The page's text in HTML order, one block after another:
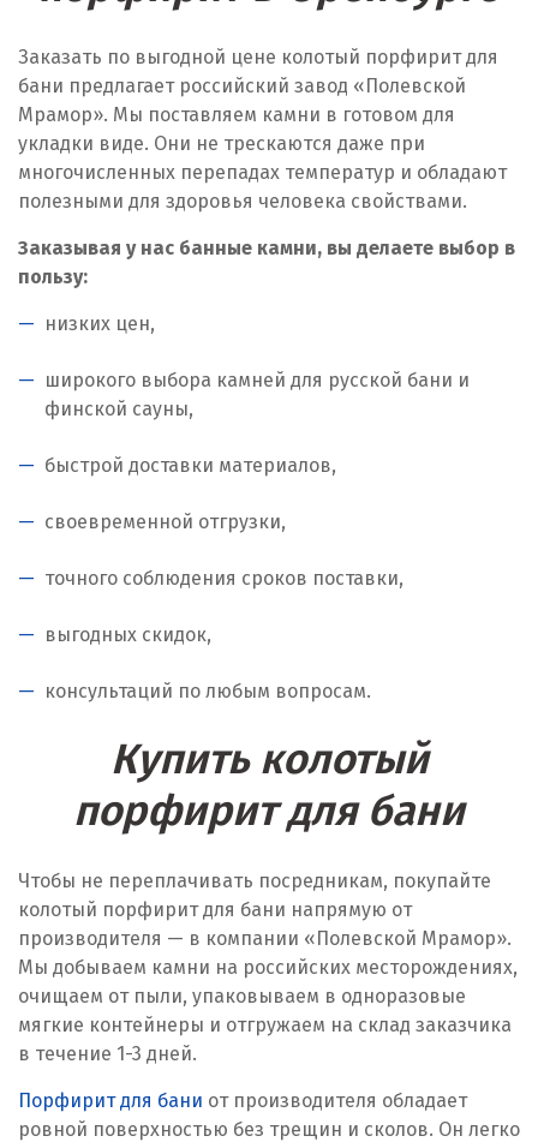
Заказать по выгодной цене колотый порфирит для
бани предлагает российский завод «Полевской
Мрамор». Мы поставляем камни в готовом для
укладки виде. Они не трескаются даже при
многочисленных перепадах температур и обладают
полезными для здоровья человека свойствами.
Заказывая у нас банные камни, вы делаете выбор в
пользу:
низких цен,
широкого выбора камней для русской бани и
финской сауны,
быстрой доставки материалов,
своевременной отгрузки,
точного соблюдения сроков поставки,
выгодных скидок,
консультаций по любым вопросам.
Купить колотый
порфирит для бани
Чтобы не переплачивать посредникам, покупайте
колотый порфирит для бани напрямую от
производителя — в компании «Полевской Мрамор».
Мы добываем камни на российских месторождениях,
очищаем от пыли, упаковываем в одноразовые
мягкие контейнеры и отгружаем на склад заказчика
в течение 1-3 дней.
Порфирит для бани от производителя обладает
ровной поверхностью без трещин и сколов. Он легко